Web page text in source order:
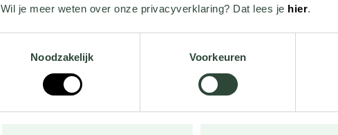
Wil je meer weten over onze privacyverklaring? Dat lees je hier.
Noodzakelijk
Voorkeuren